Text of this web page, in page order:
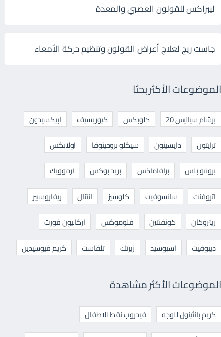
ليبراكس للقولون العصبي والمعدة
جاست ريج لعلاج أعراض القولون وتنظيم حركة الأمعاء
الموضوعات الأكثر بحثا
برشام سياليس 20 كلوبكس كيوريسيف
ابيكسيدون
ترايتون
دايسينون سيكلو بروجينوفا
اولابكس
برونتو بلس
برافاماكس بريدابوكس
ارموويك
اتروفنت
سانسوفيت كلوسيز انتنال
ريفاروسبير
زيثروكان
كونفنتين فلوموكس
اركاليون فورت
ديبوفيت
اسبوسيد زيرتك تلفاست كريم فيوسيدين
الموضوعات الأكثر مشاهدة
كريم بانثينول للوجه
فيدروب نقط للاطفال